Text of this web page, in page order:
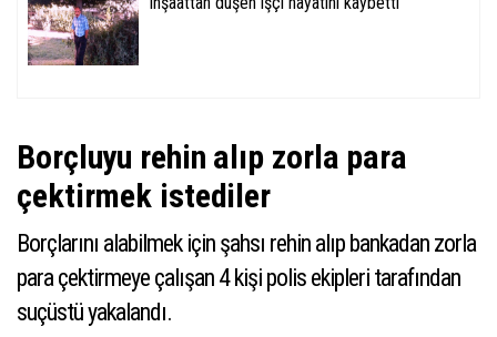
Borçluyu rehin alıp zorla para
çektirmek istediler
Borçlarını alabilmek için şahsı rehin alıp bankadan zorla
para çektirmeye çalışan 4 kişi polis ekipleri tarafından
suçüstü yakalandı.